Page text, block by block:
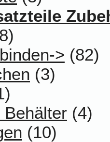
> (82)
(3)
(4)
(10)